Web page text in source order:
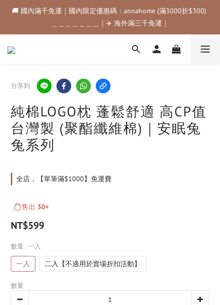
🚚 國內滿千免運｜國內限定優惠碼：annahome (滿3000折$300)
＿＿＿＿＿＿＿｜✈️ 海外滿三千免運｜
🚚 國內滿千免運｜國內限定優惠碼：annahome (滿3000折$300)
＿＿＿＿＿＿＿｜✈️ 海外滿三千免運｜
購物金折抵規範💰💰💰滿$500最高可折$50｜滿$1000最高可折
🚚 國內滿千免運｜國內限定優惠碼：annahome (滿3000折$300)
＿＿＿＿＿＿＿｜✈️ 海外滿三千免運｜
分享到
純棉LOGO枕 蓬鬆舒適 高CP值
台灣製 (聚酯纖維棉)｜安眠兔
兔系列
全店，【單筆滿$1000】免運費
售出 30+
NT$599
數量 : 一入
一入 二入【不適用於賣場折扣活動】
數量